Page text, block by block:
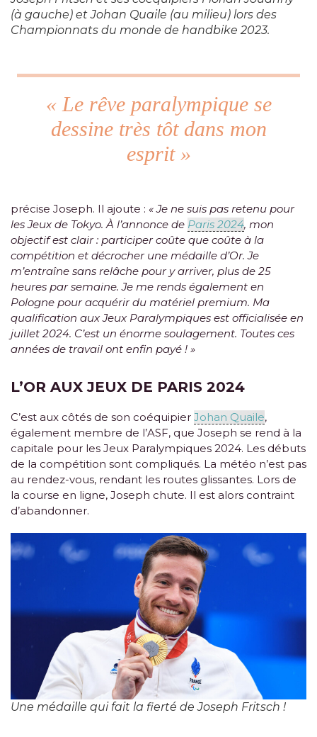
(à gauche) et Johan Quaile (au milieu) lors des
Championnats du monde de handbike 2023.
« Le rêve paralympique se
dessine très tôt dans mon
esprit »
précise Joseph. Il ajoute : « Je ne suis pas retenu pour
les Jeux de Tokyo. À l’annonce de Paris 2024, mon
objectif est clair : participer coûte que coûte à la
compétition et décrocher une médaille d’Or. Je
m’entraîne sans relâche pour y arriver, plus de 25
heures par semaine. Je me rends également en
Pologne pour acquérir du matériel premium. Ma
qualification aux Jeux Paralympiques est officialisée en
juillet 2024. C’est un énorme soulagement. Toutes ces
années de travail ont enfin payé ! »
L’OR AUX JEUX DE PARIS 2024
C’est aux côtés de son coéquipier Johan Quaile,
également membre de l’ASF, que Joseph se rend à la
capitale pour les Jeux Paralympiques 2024. Les débuts
de la compétition sont compliqués. La météo n’est pas
au rendez-vous, rendant les routes glissantes. Lors de
la course en ligne, Joseph chute. Il est alors contraint
d’abandonner.
Une médaille qui fait la fierté de Joseph Fritsch !